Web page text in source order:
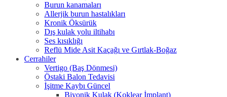
Burun kanamaları
Allerjik burun hastalıkları
Kronik Öksürük
Dış kulak yolu iltihabı
Ses kısıklığı
Reflü Mide Asit Kaçağı ve Gırtlak-Boğaz
Cerrahiler
Vertigo (Baş Dönmesi)
Östaki Balon Tedavisi
İşitme Kaybı Güncel
Biyonik Kulak (Koklear İmplant)